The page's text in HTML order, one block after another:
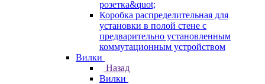
розетка&quot;
Коробка распределительная для
установки в полой стене с
предварительно установленным
коммутационным устройством
Вилки
Назад
Вилки